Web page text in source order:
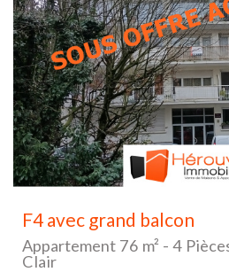
F4 avec grand balcon
Appartement 76 m² - 4
Clair